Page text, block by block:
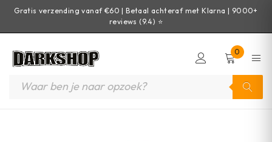
Gratis verzending vanaf €60 | Betaal achteraf met Klarna | 9000+
reviews (9.4) ⭐
0